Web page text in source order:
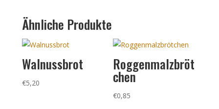
Ähnliche Produkte
Walnussbrot
€5,20
Roggenmalzbröt
chen
€0,85